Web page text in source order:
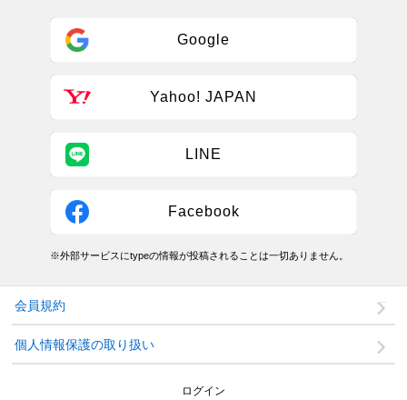
Google
Yahoo! JAPAN
LINE
Facebook
※外部サービスにtypeの情報が投稿されることは一切ありません。
会員規約
個人情報保護の取り扱い
ログイン